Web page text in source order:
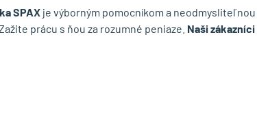
SPAXje výborným pomocníkom a
prácu s ňou za rozumné peniaze. Naši